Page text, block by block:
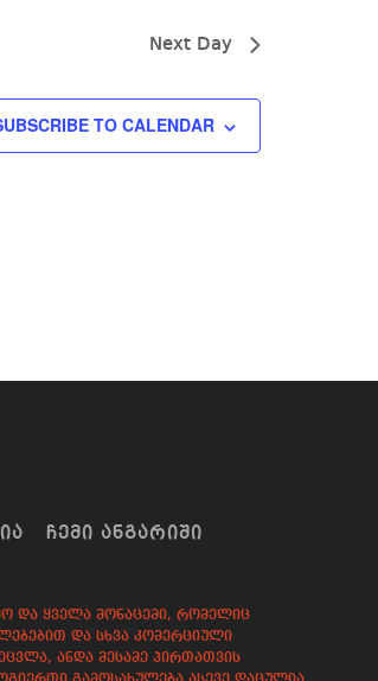
Next Day
TO CALENDAR
ᲩᲔᲛᲘ ᲐᲜᲒᲐᲠᲘᲨᲘ
და ყველა მონაცემი, რომელიც
და სხვა კომერციული
ანდა მესამე პირთათვის